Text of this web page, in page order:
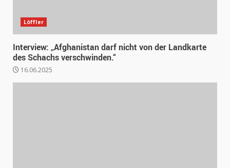
Löffler
Interview: „Afghanistan darf nicht von der Landkarte
des Schachs verschwinden.“
16.06.2025